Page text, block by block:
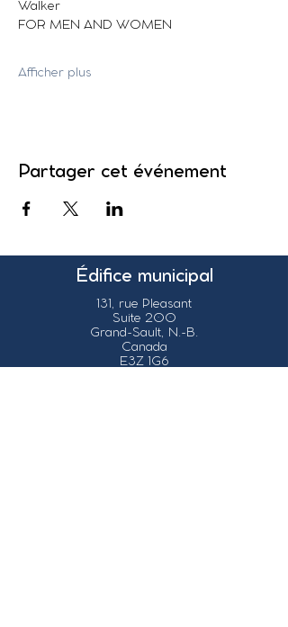
Walker
FOR MEN AND WOMEN
Afficher plus
Partager cet événement
Édifice municipal
131, rue Pleasant
Suite 200
Grand-Sault, N.-B.
Canada
E3Z 1G6